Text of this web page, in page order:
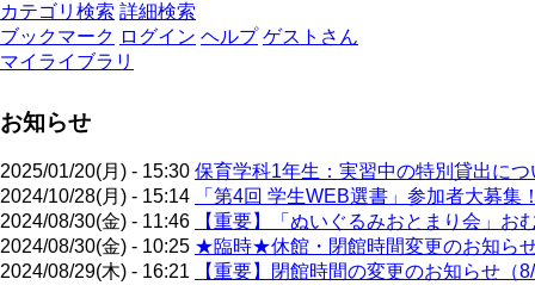
カテゴリ検索 詳細検索
ブックマーク ログイン ヘルプ ゲストさん
マイライブラリ
お知らせ
2025/01/20(月) - 15:30 保育学科1年生：実習中の特別貸出に
2024/10/28(月) - 15:14
「第4回 学生WEB選書」参加者大募集
2024/08/30(金) - 11:46
【重要】「ぬいぐるみおとまり会」お
2024/08/30(金) - 10:25 ★臨時★休館・閉館時間変更のお知ら
2024/08/29(木) - 16:21
【重要】閉館時間の変更のお知らせ（